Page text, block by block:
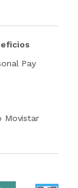
Pay
Movistar